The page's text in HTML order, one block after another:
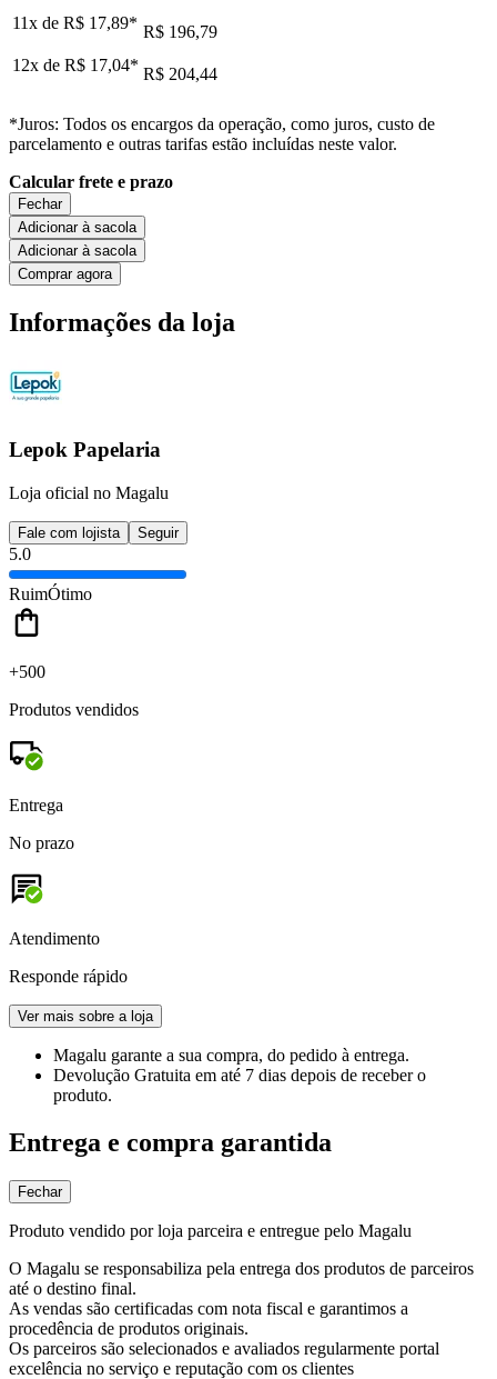
11x de R$ 17,89* R$ 196,79
12x de R$ 17,04* R$ 204,44
*Juros: Todos os encargos da operação, como juros, custo de
parcelamento e outras tarifas estão incluídas neste valor.
Calcular frete e prazo
Fechar
Adicionar à sacola
Adicionar à sacola
Comprar agora
Informações da loja
Lepok Papelaria
Loja oficial no Magalu
Fale com lojista Seguir
5.0
RuimÓtimo
+500
Produtos vendidos
Entrega
No prazo
Atendimento
Responde rápido
Ver mais sobre a loja
Magalu garante a sua compra, do pedido à entrega.
Devolução Gratuita em até 7 dias depois de receber o
produto.
Entrega e compra garantida
Fechar
Produto vendido por loja parceira e entregue pelo Magalu
O Magalu se responsabiliza pela entrega dos produtos de parceiros
até o destino final.
As vendas são certificadas com nota fiscal e garantimos a
procedência de produtos originais.
Os parceiros são selecionados e avaliados regularmente portal
excelência no serviço e reputação com os clientes